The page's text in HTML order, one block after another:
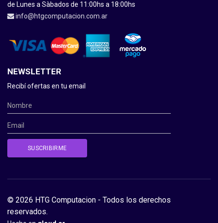
de Lunes a Sàbados de 11:00hs a 18:00hs
info@htgcomputacion.com.ar
NEWSLETTER
Recibí ofertas en tu email
© 2026 HTG Computacion - Todos los derechos
reservados.